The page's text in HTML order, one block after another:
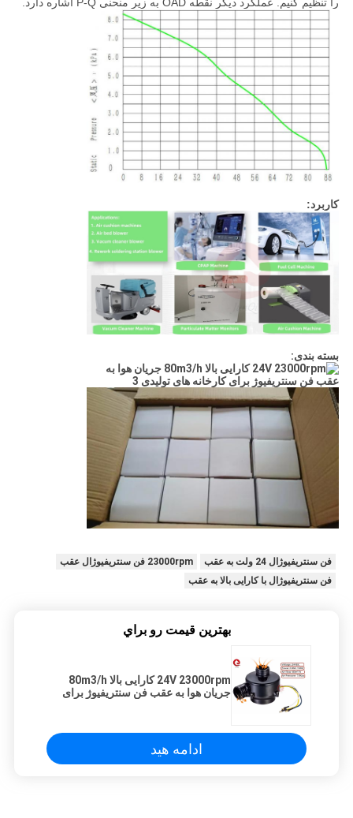
را تنظیم کنیم. عملکرد دیگر نقطه OAD به زیر منحنی P-Q اشاره دارد.
کاربرد:
بسته بندی:
فن سنتریفیوژال 24 ولت به عقب
23000rpm فن سنتریفیوژال عقب
فن سنتریفیوژال با کارایی بالا به عقب
بهترين قيمت رو براي
24V 23000rpm کارایی بالا 80m3/h
جریان هوا به عقب فن سنتریفیوژ برای
ادامه هید